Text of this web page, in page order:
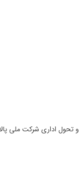
و تحول اداری شرکت ملی